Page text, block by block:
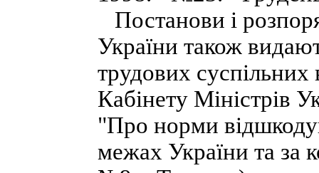
Постанови і
України також
трудових
Кабінету Міністрів
"Про норми
межах України та за